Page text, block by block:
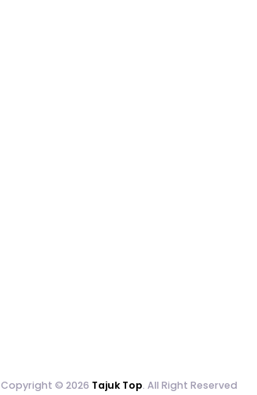
Copyright © 2026 Tajuk Top. All Right Reserved